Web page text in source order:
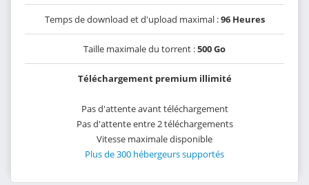
Temps de download et d'upload maximal :96 Heures
Taille maximale du torrent :500 Go
Téléchargement premium illimité
Pas d'attente avant téléchargement
Pas d'attente entre 2 téléchargements
Vitesse maximale disponible
Plus de 300 hébergeurs supportés